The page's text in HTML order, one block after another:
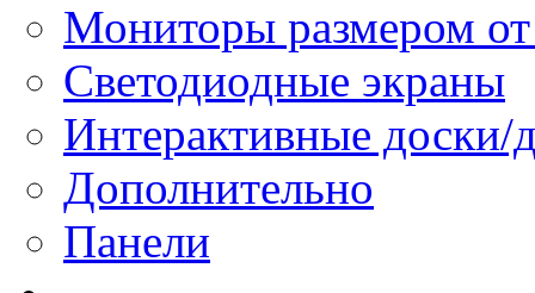
Мониторы размером
Светодиодные экраны
Интерактивные доски/
Дополнительно
Панели